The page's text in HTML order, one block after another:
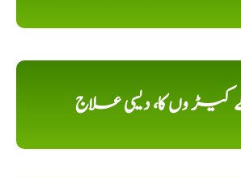
وں کا، دیسی علاج